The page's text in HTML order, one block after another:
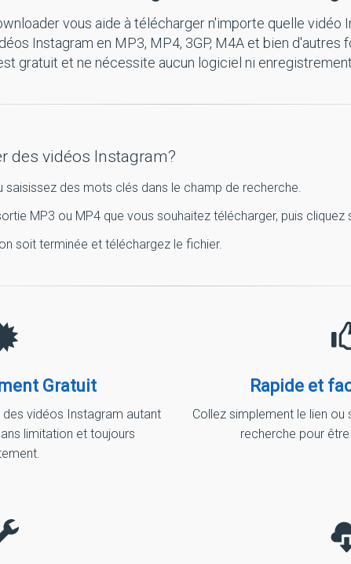
vous aide à télécharger n'importe quelle vidéo
Instagram en MP3, MP4, 3GP, M4A et bien
gratuit et ne nécessite aucun logiciel ni
des vidéos Instagram?
saisissez des mots clés dans le champ de recherche.
MP3 ou MP4 que vous souhaitez télécharger, puis cliquez
soit terminée et téléchargez le fichier.
Gratuit
vidéos Instagram autant
limitation et toujours
Rapide et
Collez simplement le lien
recherche pour